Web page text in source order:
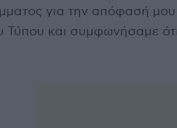
για την απόφασή
και συμφωνήσαμε ότι